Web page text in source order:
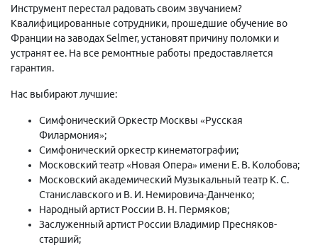
Инструмент перестал радовать своим звучанием?
Квалифицированные сотрудники, прошедшие обучение во
Франции на заводах Selmer, установят причину поломки и
устранят ее. На все ремонтные работы предоставляется
гарантия.
Нас выбирают лучшие:
Симфонический Оркестр Москвы «Русская
Филармония»;
Симфонический оркестр кинематографии;
Московский театр «Новая Опера» имени Е. В. Колобова;
Московский академический Музыкальный театр К. С.
Станиславского и В. И. Немировича-Данченко;
Народный артист России В. Н. Пермяков;
Заслуженный артист России Владимир Пресняков-
старший;